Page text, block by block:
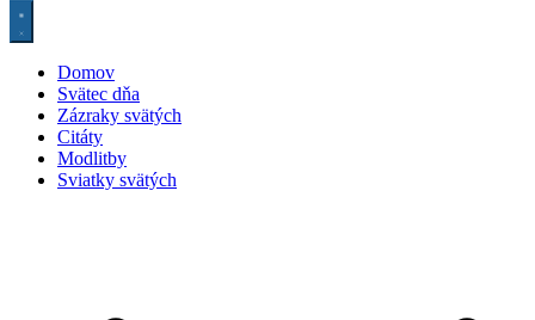
Domov
Svätec dňa
Zázraky svätých
Citáty
Modlitby
Sviatky svätých